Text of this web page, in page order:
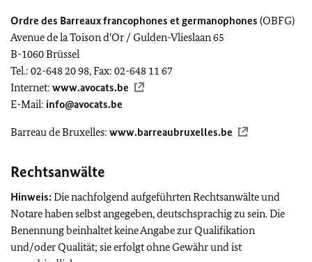
Ordre des Barreaux francophones et germanophones (OBFG)
Avenue de la Toison d'Or / Gulden-Vlieslaan 65
B-1060 Brüssel
Tel.: 02-648 20 98, Fax: 02-648 11 67
Internet: www.avocats.be
E-Mail: info@avocats.be
Barreau de Bruxelles: www.barreaubruxelles.be
Rechtsanwälte
Hinweis:Die nachfolgend aufgeführten Rechtsanwälte und
Notare haben selbst angegeben, deutschsprachig zu sein. Die
Benennung beinhaltet keine Angabe zur Qualifikation
und/oder Qualität; sie erfolgt ohne Gewähr und ist